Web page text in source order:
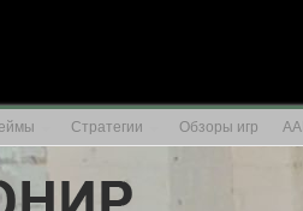
Стратегии Обзоры игр